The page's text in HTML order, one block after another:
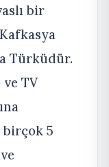
bir
Türküdür.
ve TV
birçok 5